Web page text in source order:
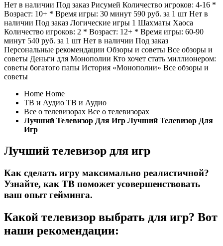
Нет в наличии Под заказ Рисумей Количество игроков: 4-16 *
Возраст: 10+ * Время игры: 30 минут 590 руб. за 1 шт Нет в
наличии Под заказ Логические игры 1 Шахматы Хаоса
Количество игроков: 2 * Возраст: 12+ * Время игры: 60-90
минут 540 руб. за 1 шт Нет в наличии Под заказ
Персональные рекомендации Обзоры и советы Все обзоры и
советы Деньги для Монополии Кто хочет стать миллионером:
советы богатого папы История «Монополии» Все обзоры и
советы
Home Home
ТВ и Аудио ТВ и Аудио
Все о телевизорах Все о телевизорах
Лучший Телевизор Для Игр Лучший Телевизор Для
Игр
Лучший телевизор для игр
Как сделать игру максимально реалистичной?
Узнайте, как ТВ поможет усовершенствовать
ваш опыт гейминга.
Какой телевизор выбрать для игр? Вот
наши рекомендации: